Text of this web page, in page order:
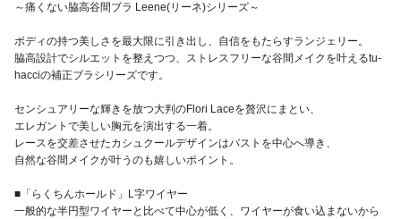
～痛くない脇高谷間ブラ Leene(リーネ)シリーズ～
ボディの持つ美しさを最大限に引き出し、自信をもたらすランジェリー。
脇高設計でシルエットを整えつつ、ストレスフリーな谷間メイクを叶えるtu-
hacciの補正ブラシリーズです。
センシュアリーな輝きを放つ大判のFlori Laceを贅沢にまとい、
エレガントで美しい胸元を演出する一着。
レースを交差させたカシュクールデザインはバストを中心へ導き、
自然な谷間メイクが叶うのも嬉しいポイント。
■「らくちんホールド」L字ワイヤー
一般的な半円型ワイヤーと比べて中心が低く、ワイヤーが食い込まないから